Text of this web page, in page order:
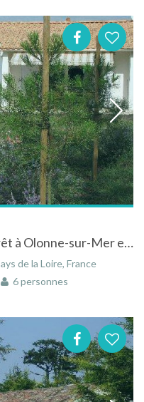
Gite près de la mer et de la forêt à Olonne-sur-Mer en Vendée
de la Loire, France
6 personnes